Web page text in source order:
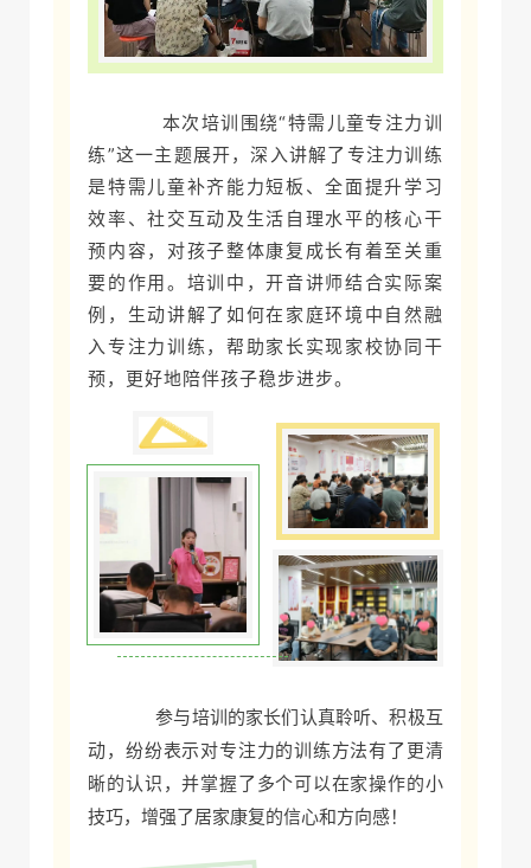
本次培训围绕“特需儿童专注力训
练”这一主题展开，深入讲解了 专注力训练
是特需儿童补齐能力短板、全面提升学习
效率、社交互动及生活自理水平的核心干
预内容，对孩子整体康复成长有着至关重
要的作用。培训中，开音讲师结合实际案
例，生动讲解了如何在家庭环境中自然融
入专注力训练，帮助家长实现家校协同干
预，更好地陪伴孩子稳步进步。
参与培训的家长们认真聆听、积极互
动，纷纷表示对专注力的训练方法有了更清
晰的认识，并掌握了多个可以在家操作的小
技巧，增强了居家康复的信心和方向感！